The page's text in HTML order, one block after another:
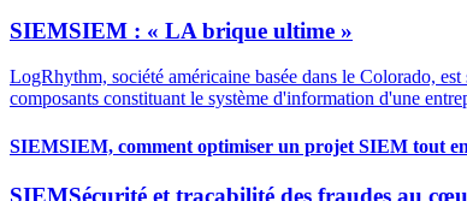
SIEMSIEM : « LA brique ultime »
LogRhythm, société américaine basée dans le Colorado,
composants constituant le système d'information d'une
SIEMSIEM, comment optimiser un projet SIEM tout
SIEMSécurité et traçabilité des fraudes au